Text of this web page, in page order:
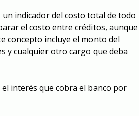
un indicador del costo total de todo
el costo entre créditos, aunque
concepto incluye el monto del
y cualquier otro cargo que deba
interés que cobra el banco por